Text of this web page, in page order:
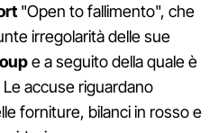
"Open to fallimento", che
irregolarità delle sue
e a seguito della quale è
accuse riguardano
forniture, bilanci in rosso e